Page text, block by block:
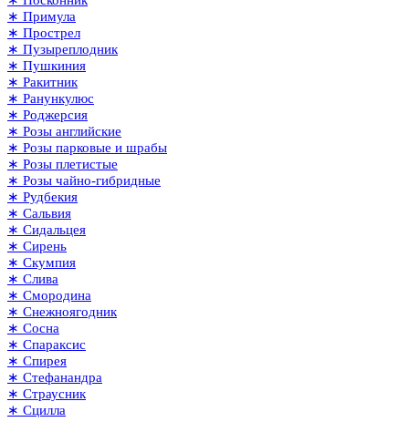
∗ Примула
∗ Прострел
∗ Пузыреплодник
∗ Пушкиния
∗ Ракитник
∗ Ранункулюс
∗ Роджерсия
∗ Розы английские
∗ Розы парковые и шрабы
∗ Розы плетистые
∗ Розы чайно-гибридные
∗ Рудбекия
∗ Сальвия
∗ Сидальцея
∗ Сирень
∗ Скумпия
∗ Слива
∗ Смородина
∗ Снежноягодник
∗ Сосна
∗ Спараксис
∗ Спирея
∗ Стефанандра
∗ Страусник
∗ Сцилла